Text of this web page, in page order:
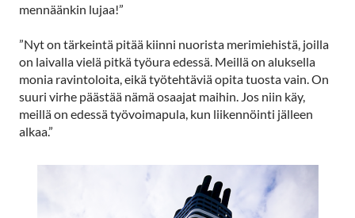
mennäänkin lujaa!”
”Nyt on tärkeintä pitää kiinni nuorista merimiehistä, joilla
on laivalla vielä pitkä työura edessä. Meillä on aluksella
monia ravintoloita, eikä työtehtäviä opita tuosta vain. On
suuri virhe päästää nämä osaajat maihin. Jos niin käy,
meillä on edessä työvoimapula, kun liikennöinti jälleen
alkaa.”